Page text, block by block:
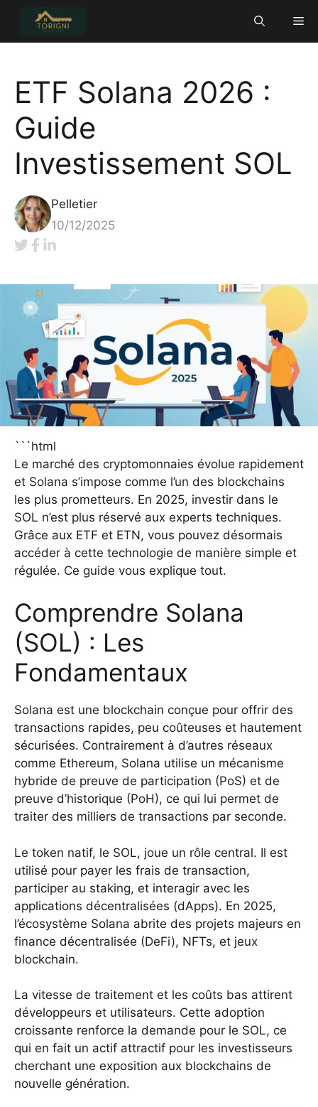
contenu
ETF Solana 2026 :
Guide
Investissement SOL
Pelletier
10/12/2025
```html
Le marché des cryptomonnaies évolue rapidement
et Solana s’impose comme l’un des blockchains
les plus prometteurs. En 2025, investir dans le
SOL n’est plus réservé aux experts techniques.
Grâce aux ETF et ETN, vous pouvez désormais
accéder à cette technologie de manière simple et
régulée. Ce guide vous explique tout.
Comprendre Solana
(SOL) : Les
Fondamentaux
Solana est une blockchain conçue pour offrir des
transactions rapides, peu coûteuses et hautement
sécurisées. Contrairement à d’autres réseaux
comme Ethereum, Solana utilise un mécanisme
hybride de preuve de participation (PoS) et de
preuve d’historique (PoH), ce qui lui permet de
traiter des milliers de transactions par seconde.
Le token natif, le SOL, joue un rôle central. Il est
utilisé pour payer les frais de transaction,
participer au staking, et interagir avec les
applications décentralisées (dApps). En 2025,
l’écosystème Solana abrite des projets majeurs en
finance décentralisée (DeFi), NFTs, et jeux
blockchain.
La vitesse de traitement et les coûts bas attirent
développeurs et utilisateurs. Cette adoption
croissante renforce la demande pour le SOL, ce
qui en fait un actif attractif pour les investisseurs
cherchant une exposition aux blockchains de
nouvelle génération.